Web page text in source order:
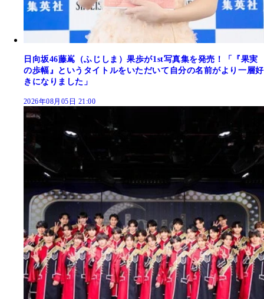
日向坂46藤嶌（ふじしま）果歩が1st写真集を発売！「『果実
の歩幅』というタイトルをいただいて自分の名前がより一層好
きになりました」
2026年08月05日 21:00